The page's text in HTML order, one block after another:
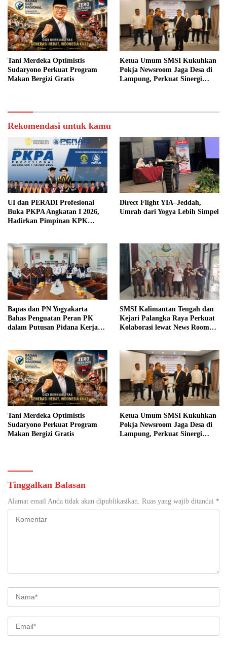
Tani Merdeka Optimistis
Sudaryono Perkuat Program
Makan Bergizi Gratis
Ketua Umum SMSI Kukuhkan
Pokja Newsroom Jaga Desa di
Lampung, Perkuat Sinergi
Rekomendasi untuk kamu
UI dan PERADI Profesional
Buka PKPA Angkatan I 2026,
Hadirkan Pimpinan KPK
Direct Flight YIA–Jeddah,
Umrah dari Yogya Lebih Simpel
Bapas dan PN Yogyakarta
Bahas Penguatan Peran PK
dalam Putusan Pidana Kerja
SMSI Kalimantan Tengah dan
Kejari Palangka Raya Perkuat
Kolaborasi lewat News Room
Tani Merdeka Optimistis
Sudaryono Perkuat Program
Makan Bergizi Gratis
Ketua Umum SMSI Kukuhkan
Pokja Newsroom Jaga Desa di
Lampung, Perkuat Sinergi
Tinggalkan Balasan
Alamat email Anda tidak akan dipublikasikan. Ruas yang wajib ditandai *